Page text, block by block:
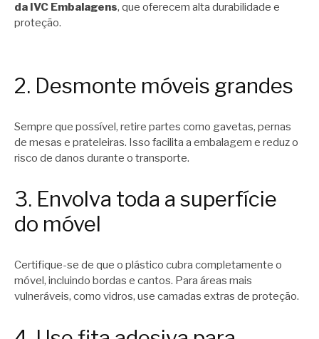
da IVC Embalagens, que oferecem alta durabilidade e
proteção.
2. Desmonte móveis grandes
Sempre que possível, retire partes como gavetas, pernas
de mesas e prateleiras. Isso facilita a embalagem e reduz o
risco de danos durante o transporte.
3. Envolva toda a superfície
do móvel
Certifique-se de que o plástico cubra completamente o
móvel, incluindo bordas e cantos. Para áreas mais
vulneráveis, como vidros, use camadas extras de proteção.